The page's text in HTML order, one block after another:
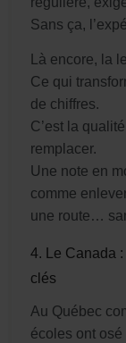
Sans ça,
Là encore, la
Ce qui
de chiffres.
C’est la
remplacer.
Une note en
comme
une route…
4. Le Canada
clés
Au Québec
écoles ont